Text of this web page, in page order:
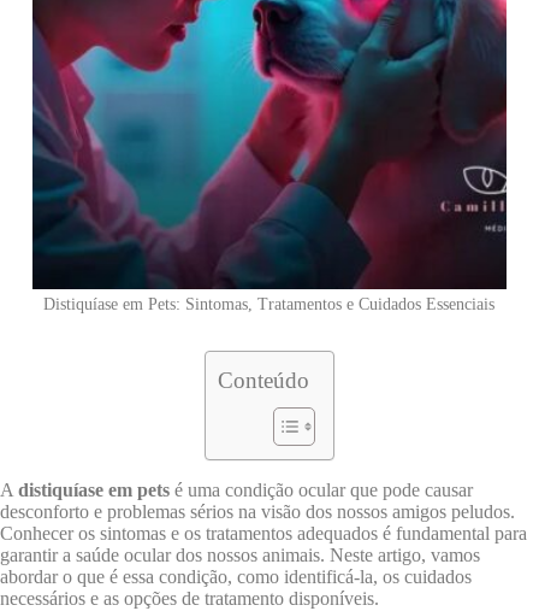
Distiquíase em Pets: Sintomas, Tratamentos e Cuidados Essenciais
Conteúdo
A distiquíase em pets é uma condição ocular que pode causar
desconforto e problemas sérios na visão dos nossos amigos peludos.
Conhecer os sintomas e os tratamentos adequados é fundamental para
garantir a saúde ocular dos nossos animais. Neste artigo, vamos
abordar o que é essa condição, como identificá-la, os cuidados
necessários e as opções de tratamento disponíveis.